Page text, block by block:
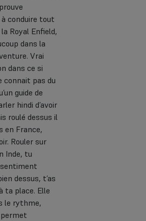
conduire tout
Royal Enfield,
dans la
Vrai
dans ce si
connait pas du
guide de
hindi d’avoir
roulé dessus il
en France,
Rouler sur
Inde, tu
sentiment
dessus, t’as
ta place. Elle
le rythme,
permet